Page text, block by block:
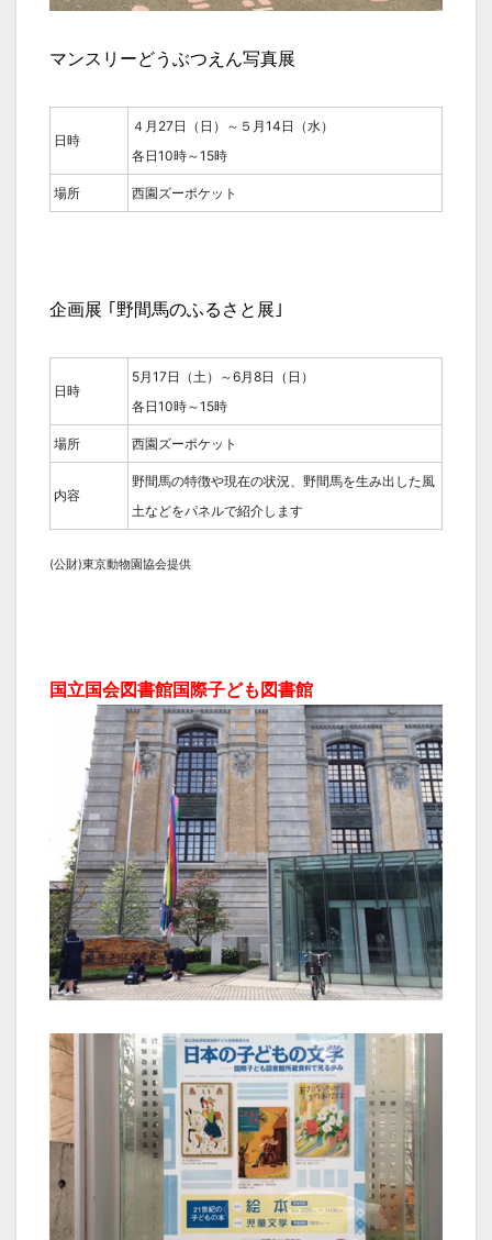
マンスリーどうぶつえん写真展
日時
４月27日（日）～５月14日（水）
各日10時～15時
場所 西園ズーポケット
企画展 ｢野間馬のふるさと展｣
日時
5月17日（土）～6月8日（日）
各日10時～15時
場所 西園ズーポケット
内容
野間馬の特徴や現在の状況、野間馬を生み出した風
土などをパネルで紹介します
(公財)東京動物園協会提供
国立国会図書館国際子ども図書館